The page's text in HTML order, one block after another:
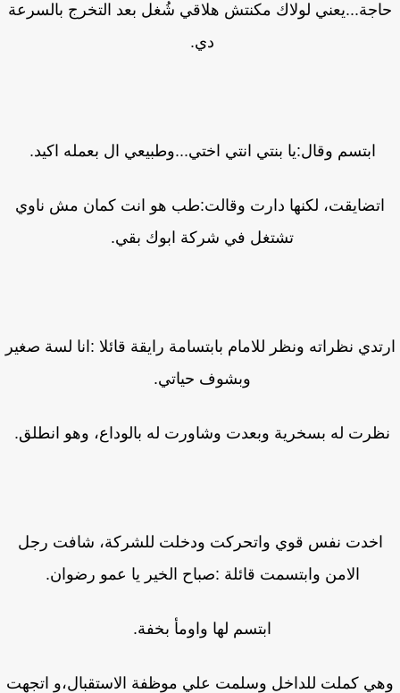
لولاك مكنتش هلاقي شُغل بعد التخرج بالسرعة
دي.
ابتسم وقال:يا بنتي انتي اختي...وطبيعي ال بعمله اكيد.
اتضايقت، لكنها دارت وقالت:طب هو انت كمان مش ناوي
تشتغل في شركة ابوك بقي.
نظراته ونظر للامام بابتسامة رايقة قائلا :انا لسة صغير
وبشوف حياتي.
له بسخرية وبعدت وشاورت له بالوداع، وهو انطلق.
اخدت نفس قوي واتحركت ودخلت للشركة، شافت رجل
الامن وابتسمت قائلة :صباح الخير يا عمو رضوان.
ابتسم لها واومأ بخفة.
كملت للداخل وسلمت علي موظفة الاستقبال،و اتجهت